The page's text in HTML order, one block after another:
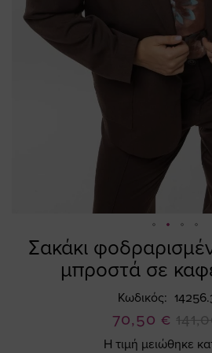
Σακάκι
μπροστά σε
Κωδικός
Ειδική
Τιμή
70,50 €
Η τιμή μειώθηκε
Skip